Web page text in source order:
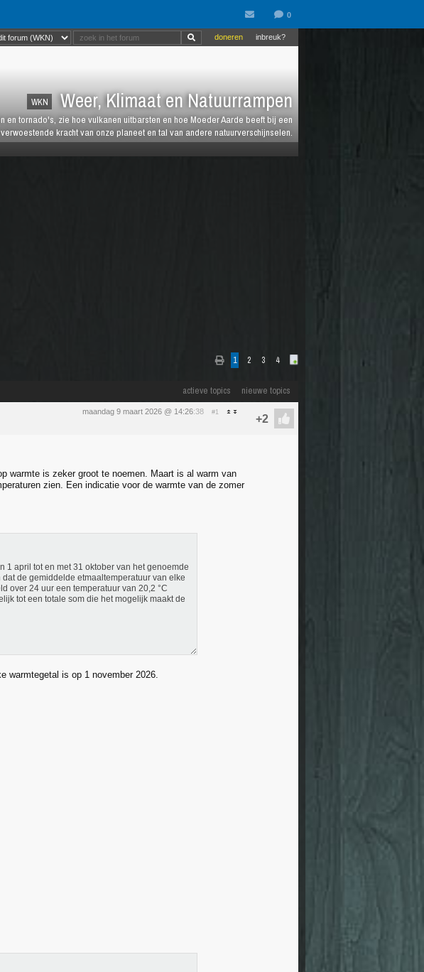
WKN Weer, Klimaat en Natuurrampen
tornado's, zie hoe vulkanen uitbarsten en hoe Moeder Aarde beeft bij een
kracht van onze planeet en tal van andere natuurverschijnselen.
inbreuk?
doneren
1 2 3 4
actieve topics nieuwe topics
maandag 9 maart 2026 @ 14:26:38 #1
warmte is zeker groot te noemen. Maart is al warm van
zien. Een indicatie voor de warmte van de zomer
1 april tot en met 31 oktober van het genoemde
de gemiddelde etmaaltemperatuur van elke
over 24 uur een temperatuur van 20,2 °C
tot een totale som die het mogelijk maakt de
warmtegetal is op 1 november 2026.